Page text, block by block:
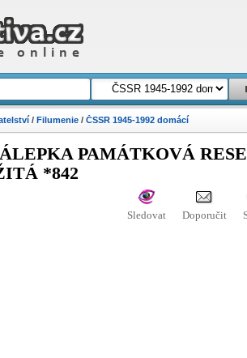
/ Filumenie/ ČSSR 1945-1992 domácí
PAMÁTKOVÁ
*842
Sledovat Doporučit